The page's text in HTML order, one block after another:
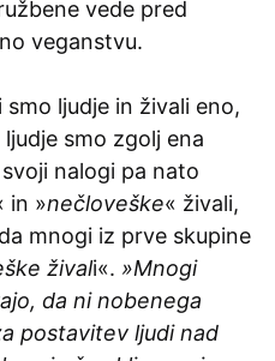
vede pred
veganstvu.
ljudje in živali eno,
smo zgolj ena
nalogi pa nato
in »nečloveške« živali,
mnogi iz prve skupine
živali«. »Mnogi
da ni nobenega
postavitev ljudi nad